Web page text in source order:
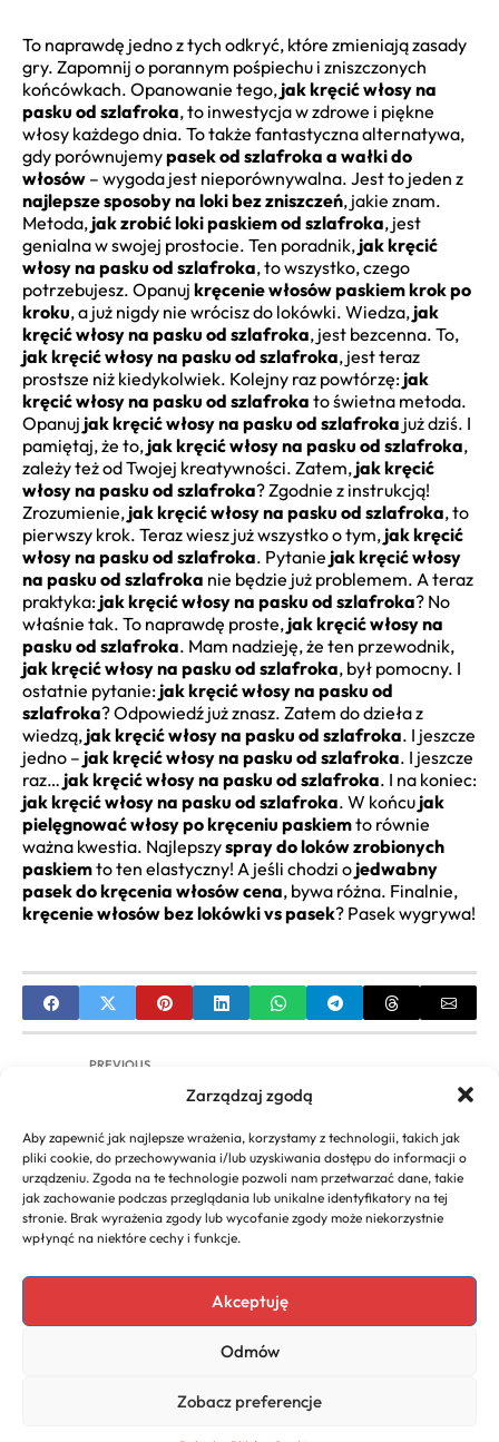
Zarządzaj zgodą
Aby zapewnić jak najlepsze wrażenia, korzystamy z technologii, takich jak
pliki cookie, do przechowywania i/lub uzyskiwania dostępu do informacji o
urządzeniu. Zgoda na te technologie pozwoli nam przetwarzać dane, takie
jak zachowanie podczas przeglądania lub unikalne identyfikatory na tej
stronie. Brak wyrażenia zgody lub wycofanie zgody może niekorzystnie
wpłynąć na niektóre cechy i funkcje.
Akceptuję
Odmów
Zobacz preferencje
To naprawdę jedno z tych odkryć, które zmieniają zasady
gry. Zapomnij o porannym pośpiechu i zniszczonych
końcówkach. Opanowanie tego, jak kręcić włosy na
pasku od szlafroka, to inwestycja w zdrowe i piękne
włosy każdego dnia. To także fantastyczna alternatywa,
gdy porównujemypasek od szlafroka a wałki do
włosów – wygoda jest nieporównywalna. Jest to jeden z
najlepsze sposoby na loki bez zniszczeń, jakie znam.
Metoda, jak zrobić loki paskiem od szlafroka, jest
genialna w swojej prostocie. Ten poradnik, jak kręcić
włosy na pasku od szlafroka, to wszystko, czego
potrzebujesz. Opanuj kręcenie włosów paskiem krok po
kroku, a już nigdy nie wrócisz do lokówki. Wiedza, jak
kręcić włosy na pasku od szlafroka, jest bezcenna. To,
jak kręcić włosy na pasku od szlafroka, jest teraz
prostsze niż kiedykolwiek. Kolejny raz powtórzę: jak
kręcić włosy na pasku od szlafroka to świetna metoda.
Opanuj jak kręcić włosy na pasku od szlafroka już dziś. I
pamiętaj, że to, jak kręcić włosy na pasku od szlafroka,
zależy też od Twojej kreatywności. Zatem, jak kręcić
włosy na pasku od szlafroka? Zgodnie z instrukcją!
Zrozumienie, jak kręcić włosy na pasku od szlafroka, to
pierwszy krok. Teraz wiesz już wszystko o tym, jak kręcić
włosy na pasku od szlafroka. Pytanie jak kręcić włosy
na pasku od szlafroka nie będzie już problemem. A teraz
praktyka: jak kręcić włosy na pasku od szlafroka? No
właśnie tak. To naprawdę proste, jak kręcić włosy na
pasku od szlafroka. Mam nadzieję, że ten przewodnik,
jak kręcić włosy na pasku od szlafroka, był pomocny. I
ostatnie pytanie: jak kręcić włosy na pasku od
szlafroka? Odpowiedź już znasz. Zatem do dzieła z
wiedzą, jak kręcić włosy na pasku od szlafroka. I jeszcze
jedno – jak kręcić włosy na pasku od szlafroka. I jeszcze
raz… jak kręcić włosy na pasku od szlafroka. I na koniec:
jak kręcić włosy na pasku od szlafroka. W końcu jak
pielęgnować włosy po kręceniu paskiemto równie
ważna kwestia. Najlepszyspray do loków zrobionych
paskiemto ten elastyczny! A jeśli chodzi o jedwabny
pasek do kręcenia włosów cena, bywa różna. Finalnie,
kręcenie włosów bez lokówki vs pasek? Pasek wygrywa!
PREVIOUS
Fryzury włosy za ucho – Inspiracje, trendy i porady
NEXT
Warkoczyki Afrykańskie: Modne Fryzury i
Stylizacje – Kompletny Przewodnik
Copyright 2026. All rights